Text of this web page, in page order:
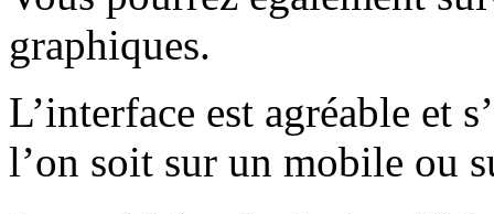
graphiques.
L’interface est agréable et
l’on soit sur un mobile ou